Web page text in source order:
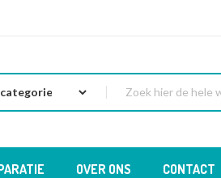
OVER ONS CONTACT